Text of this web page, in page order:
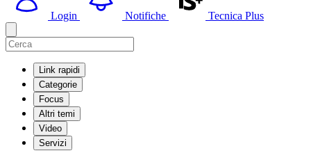
Login Notifiche Tecnica Plus
Link rapidi
Categorie
Focus
Altri temi
Video
Servizi